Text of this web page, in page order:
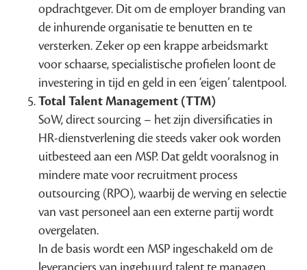
opdrachtgever. Dit om de employer branding van
de inhurende organisatie te benutten en te
versterken. Zeker op een krappe arbeidsmarkt
voor schaarse, specialistische profielen loont de
investering in tijd en geld in een ‘eigen’ talentpool.
Total Talent Management (TTM)
SoW, direct sourcing – het zijn diversificaties in
HR-dienstverlening die steeds vaker ook worden
uitbesteed aan een MSP. Dat geldt vooralsnog in
mindere mate voor recruitment process
outsourcing (RPO), waarbij de werving en selectie
van vast personeel aan een externe partij wordt
overgelaten.
In de basis wordt een MSP ingeschakeld om de